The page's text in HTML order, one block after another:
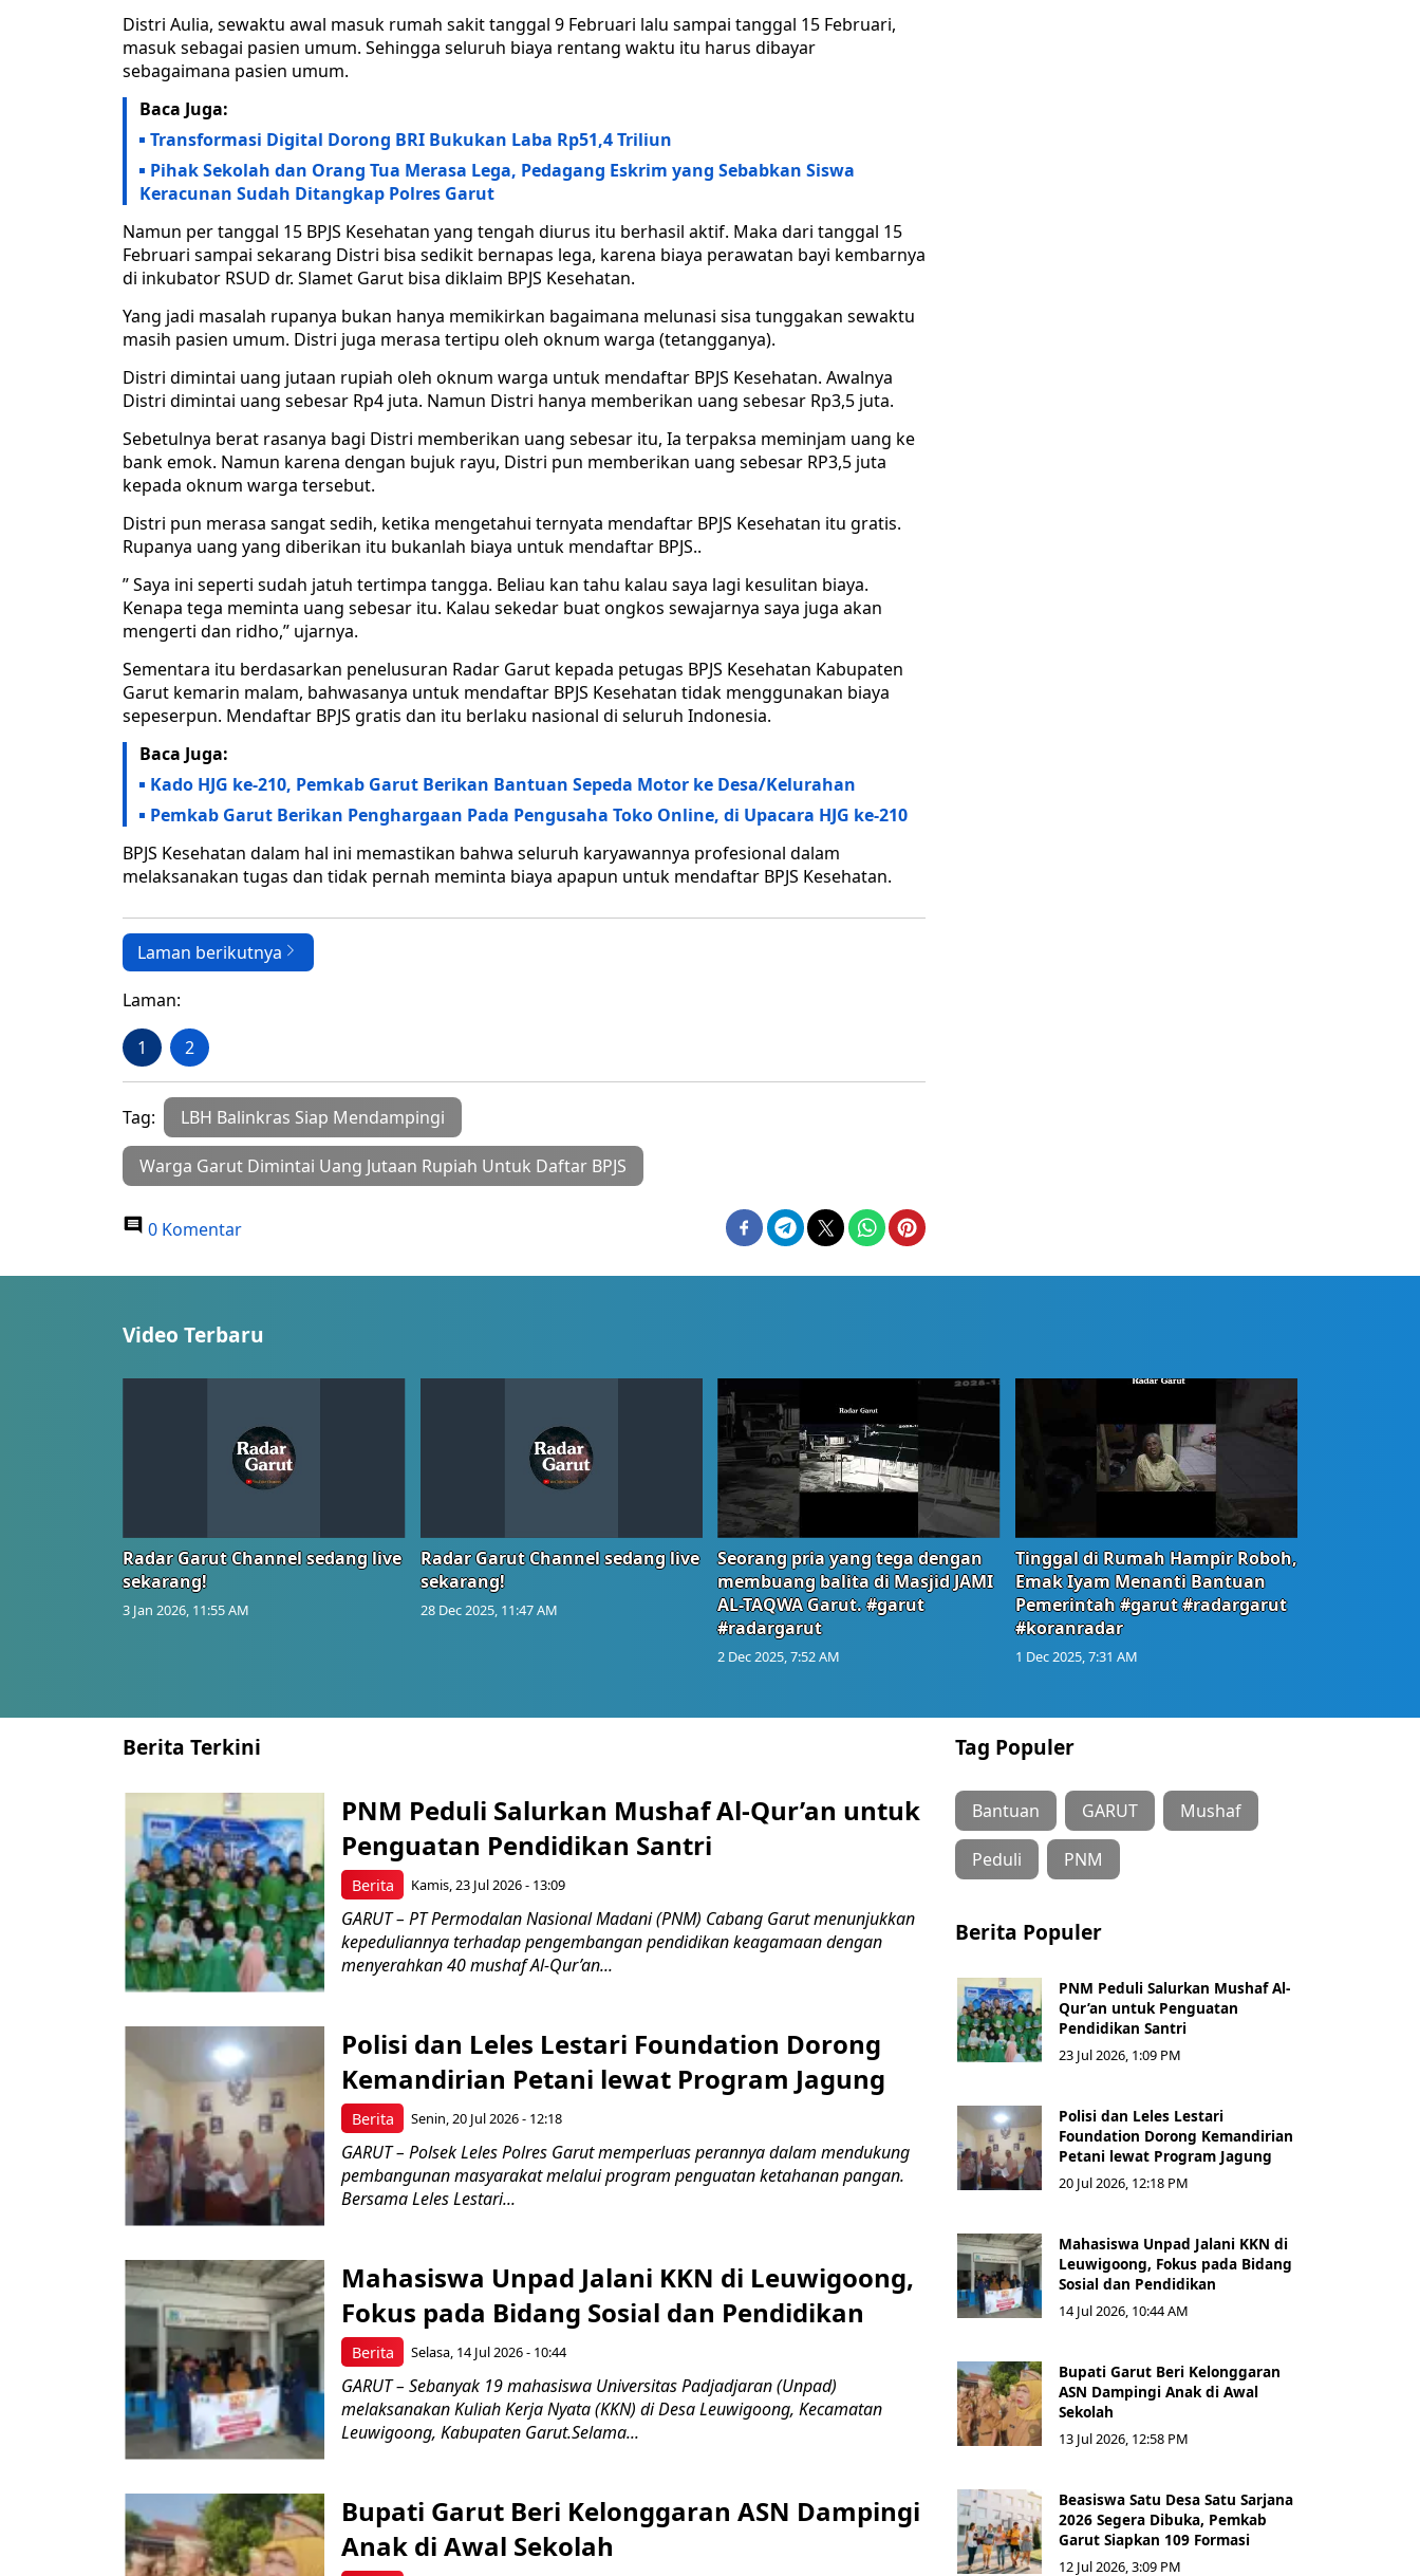
Distri Aulia, sewaktu awal masuk rumah sakit tanggal 9 Februari lalu sampai tanggal 15 Februari,
masuk sebagai pasien umum. Sehingga seluruh biaya rentang waktu itu harus dibayar
sebagaimana pasien umum.
Baca Juga:
Transformasi Digital Dorong BRI Bukukan Laba Rp51,4 Triliun
Pihak Sekolah dan Orang Tua Merasa Lega, Pedagang Eskrim yang Sebabkan Siswa
Keracunan Sudah Ditangkap Polres Garut
Namun per tanggal 15 BPJS Kesehatan yang tengah diurus itu berhasil aktif. Maka dari tanggal 15
Februari sampai sekarang Distri bisa sedikit bernapas lega, karena biaya perawatan bayi kembarnya
di inkubator RSUD dr. Slamet Garut bisa diklaim BPJS Kesehatan.
Yang jadi masalah rupanya bukan hanya memikirkan bagaimana melunasi sisa tunggakan sewaktu
masih pasien umum. Distri juga merasa tertipu oleh oknum warga (tetangganya).
Distri dimintai uang jutaan rupiah oleh oknum warga untuk mendaftar BPJS Kesehatan. Awalnya
Distri dimintai uang sebesar Rp4 juta. Namun Distri hanya memberikan uang sebesar Rp3,5 juta.
Sebetulnya berat rasanya bagi Distri memberikan uang sebesar itu, Ia terpaksa meminjam uang ke
bank emok. Namun karena dengan bujuk rayu, Distri pun memberikan uang sebesar RP3,5 juta
kepada oknum warga tersebut.
Distri pun merasa sangat sedih, ketika mengetahui ternyata mendaftar BPJS Kesehatan itu gratis.
Rupanya uang yang diberikan itu bukanlah biaya untuk mendaftar BPJS..
” Saya ini seperti sudah jatuh tertimpa tangga. Beliau kan tahu kalau saya lagi kesulitan biaya.
Kenapa tega meminta uang sebesar itu. Kalau sekedar buat ongkos sewajarnya saya juga akan
mengerti dan ridho,” ujarnya.
Sementara itu berdasarkan penelusuran Radar Garut kepada petugas BPJS Kesehatan Kabupaten
Garut kemarin malam, bahwasanya untuk mendaftar BPJS Kesehatan tidak menggunakan biaya
sepeserpun. Mendaftar BPJS gratis dan itu berlaku nasional di seluruh Indonesia.
Baca Juga:
Kado HJG ke-210, Pemkab Garut Berikan Bantuan Sepeda Motor ke Desa/Kelurahan
Pemkab Garut Berikan Penghargaan Pada Pengusaha Toko Online, di Upacara HJG ke-210
BPJS Kesehatan dalam hal ini memastikan bahwa seluruh karyawannya profesional dalam
melaksanakan tugas dan tidak pernah meminta biaya apapun untuk mendaftar BPJS Kesehatan.
Laman berikutnya
Laman:
1 2
Tag: LBH Balinkras Siap Mendampingi
Warga Garut Dimintai Uang Jutaan Rupiah Untuk Daftar BPJS
0 Komentar
Video Terbaru
Radar Garut Channel sedang live
sekarang!
3 Jan 2026, 11:55 AM
Radar Garut Channel sedang live
sekarang!
28 Dec 2025, 11:47 AM
Seorang pria yang tega dengan
membuang balita di Masjid JAMI
AL-TAQWA Garut. #garut
#radargarut
2 Dec 2025, 7:52 AM
Tinggal di Rumah Hampir Roboh,
Emak Iyam Menanti Bantuan
Pemerintah #garut #radargarut
#koranradar
1 Dec 2025, 7:31 AM
Berita Terkini
Berita
PNM Peduli Salurkan Mushaf Al-Qur’an untuk
Penguatan Pendidikan Santri
Kamis, 23 Jul 2026 - 13:09
GARUT – PT Permodalan Nasional Madani (PNM) Cabang Garut menunjukkan
kepeduliannya terhadap pengembangan pendidikan keagamaan dengan
menyerahkan 40 mushaf Al-Qur’an...
Berita
Polisi dan Leles Lestari Foundation Dorong
Kemandirian Petani lewat Program Jagung
Senin, 20 Jul 2026 - 12:18
GARUT – Polsek Leles Polres Garut memperluas perannya dalam mendukung
pembangunan masyarakat melalui program penguatan ketahanan pangan.
Bersama Leles Lestari...
Berita
Mahasiswa Unpad Jalani KKN di Leuwigoong,
Fokus pada Bidang Sosial dan Pendidikan
Selasa, 14 Jul 2026 - 10:44
GARUT – Sebanyak 19 mahasiswa Universitas Padjadjaran (Unpad)
melaksanakan Kuliah Kerja Nyata (KKN) di Desa Leuwigoong, Kecamatan
Leuwigoong, Kabupaten Garut.Selama...
Bupati Garut Beri Kelonggaran ASN Dampingi
Anak di Awal Sekolah
Tag Populer
Bantuan GARUT Mushaf
Peduli PNM
Berita Populer
PNM Peduli Salurkan Mushaf Al-
Qur’an untuk Penguatan
Pendidikan Santri
23 Jul 2026, 1:09 PM
Polisi dan Leles Lestari
Foundation Dorong Kemandirian
Petani lewat Program Jagung
20 Jul 2026, 12:18 PM
Mahasiswa Unpad Jalani KKN di
Leuwigoong, Fokus pada Bidang
Sosial dan Pendidikan
14 Jul 2026, 10:44 AM
Bupati Garut Beri Kelonggaran
ASN Dampingi Anak di Awal
Sekolah
13 Jul 2026, 12:58 PM
Beasiswa Satu Desa Satu Sarjana
2026 Segera Dibuka, Pemkab
Garut Siapkan 109 Formasi
12 Jul 2026, 3:09 PM